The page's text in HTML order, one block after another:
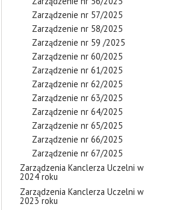
Zarządzenie nr 57/2025
Zarządzenie nr 58/2025
Zarządzenie nr 59 /2025
Zarządzenie nr 60/2025
Zarządzenie nr 61/2025
Zarządzenie nr 62/2025
Zarządzenie nr 63/2025
Zarządzenie nr 64/2025
Zarządzenie nr 65/2025
Zarządzenie nr 66/2025
Zarządzenie nr 67/2025
Zarządzenia Kanclerza Uczelni w
2024 roku
Zarządzenia Kanclerza Uczelni w
2023 roku